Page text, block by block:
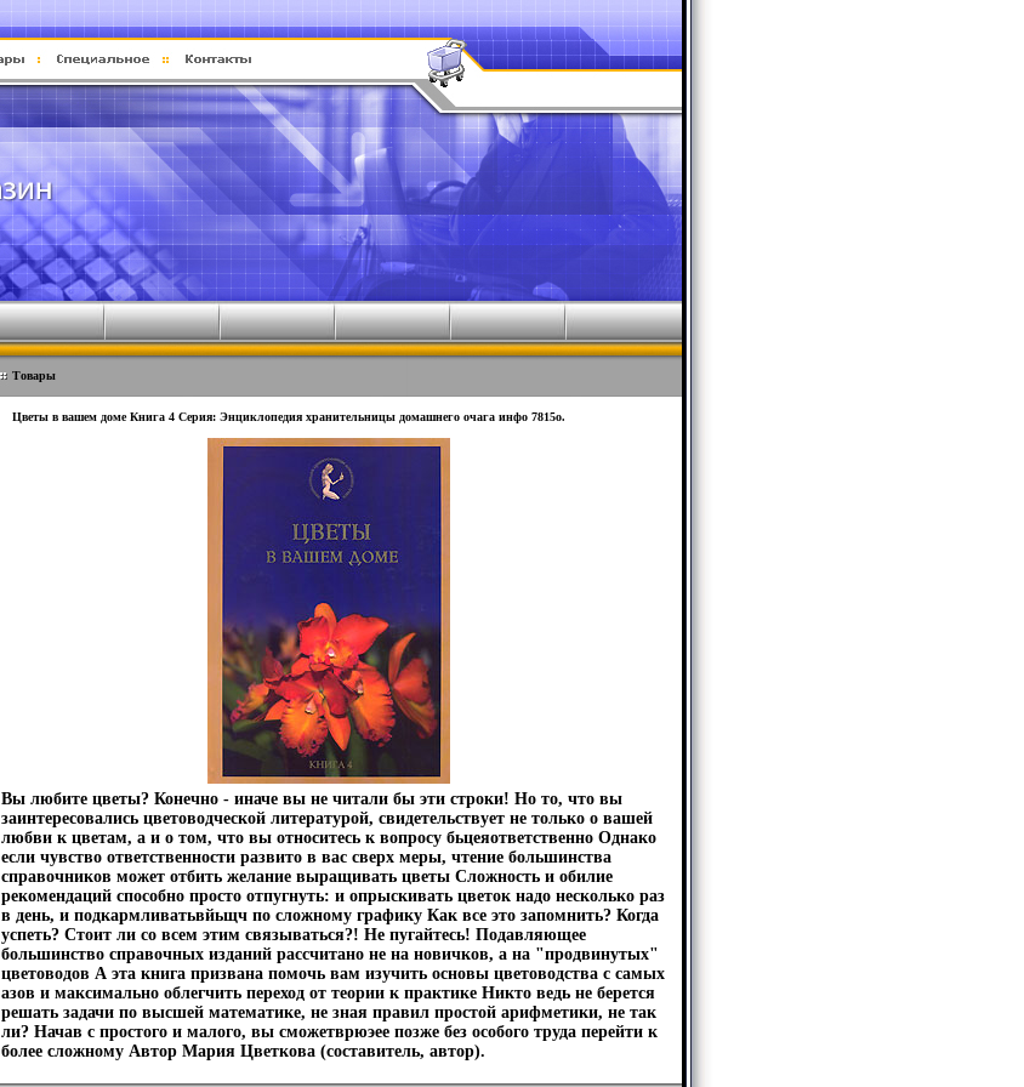
Товары
Цветы в вашем доме Книга 4 Серия: Энциклопедия хранительницы домашнего очага инфо 7815o.
Вы любите цветы? Конечно - иначе вы не читали бы эти строки! Но то, что вы
заинтересовались цветоводческой литературой, свидетельствует не только о вашей
любви к цветам, а и о том, что вы относитесь к вопросу бьцеяответственно Однако
если чувство ответственности развито в вас сверх меры, чтение большинства
справочников может отбить желание выращивать цветы Сложность и обилие
рекомендаций способно просто отпугнуть: и опрыскивать цветок надо несколько раз
в день, и подкармливатьвйьщч по сложному графику Как все это запомнить? Когда
успеть? Стоит ли со всем этим связываться?! Не пугайтесь! Подавляющее
большинство справочных изданий рассчитано не на новичков, а на "продвинутых"
цветоводов А эта книга призвана помочь вам изучить основы цветоводства с самых
азов и максимально облегчить переход от теории к практике Никто ведь не берется
решать задачи по высшей математике, не зная правил простой арифметики, не так
ли? Начав с простого и малого, вы сможетврюэее позже без особого труда перейти к
более сложному Автор Мария Цветкова (составитель, автор).